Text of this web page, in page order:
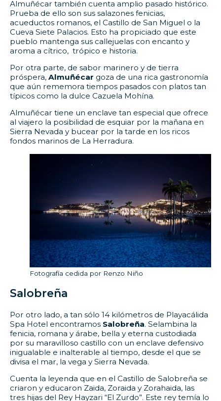
Almuñécar también cuenta amplio pasado histórico.
Prueba de ello son sus salazones fenicias,
acueductos romanos, el Castillo de San Miguel o la
Cueva Siete Palacios. Esto ha propiciado que este
pueblo mantenga sus callejuelas con encanto y
aroma a cítrico, trópico e historia.
Por otra parte, de sabor marinero y de tierra
próspera,Almuñécar goza de una rica gastronomía
que aún rememora tiempos pasados con platos tan
típicos como la dulce Cazuela Mohína.
Almuñécar tiene un enclave tan especial que ofrece
al viajero la posibilidad de esquiar por la mañana en
Sierra Nevada y bucear por la tarde en los ricos
fondos marinos de La Herradura.
Fotografía cedida por Renzo Niño
Salobreña
Por otro lado, a tan sólo 14 kilómetros de Playacálida
Spa Hotel encontramos Salobreña. Selambina la
fenicia, romana y árabe, bella y eterna custodiada
por su maravilloso castillo con un enclave defensivo
inigualable e inalterable al tiempo, desde el que se
divisa el mar, la vega y Sierra Nevada.
Cuenta la leyenda que en el Castillo de Salobreña se
criaron y educaron Zaida, Zoraida y Zorahaida, las
tres hijas del Rey Hayzari “El Zurdo”. Este rey temía lo